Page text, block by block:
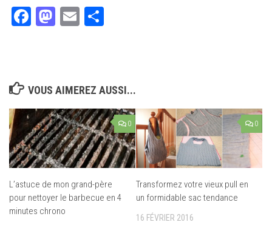
Facebook
Mastodon
Email
VOUS AIMEREZ AUSSI...
0
L’astuce de mon grand-père
pour nettoyer le barbecue en 4
minutes chrono
0
Transformez votre vieux pull en
un formidable sac tendance
16 FÉVRIER 2016